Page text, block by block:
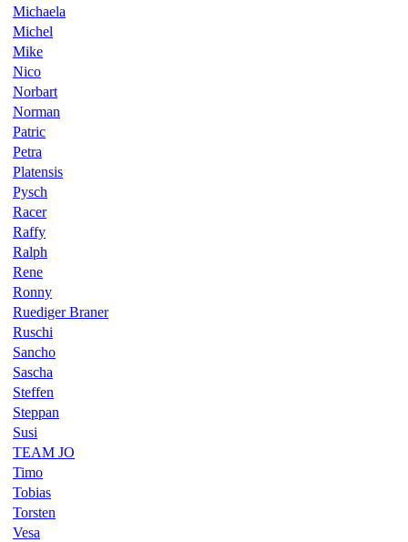
Michaela
Michel
Mike
Nico
Norbart
Norman
Patric
Petra
Platensis
Pysch
Racer
Raffy
Ralph
Rene
Ronny
Ruediger Braner
Ruschi
Sancho
Sascha
Steffen
Steppan
Susi
TEAM JO
Timo
Tobias
Torsten
Vesa